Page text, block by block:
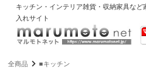
キッチン・インテリア雑貨・収納家具な
入れサイト
全商品 ■キッチン